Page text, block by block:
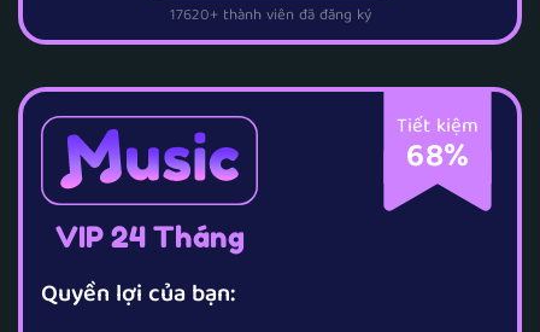
17620+ thành viên đã đăng ký
Tiết kiệm
68%
VIP 24 Tháng
Quyền lợi của bạn: